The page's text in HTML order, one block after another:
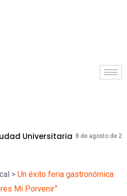
8 de agosto de 2026 MPT
> Un éxito feria gastronómica
Mi Porvenir”